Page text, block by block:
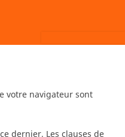
votre navigateur sont
dernier. Les clauses de